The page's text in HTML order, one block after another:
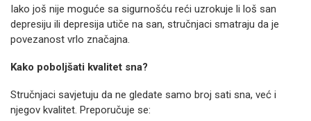
Iako još nije moguće sa sigurnošću reći uzrokuje li loš san
depresiju ili depresija utiče na san, stručnjaci smatraju da je
povezanost vrlo značajna.
Kako poboljšati kvalitet sna?
Stručnjaci savjetuju da ne gledate samo broj sati sna, već i
njegov kvalitet. Preporučuje se: